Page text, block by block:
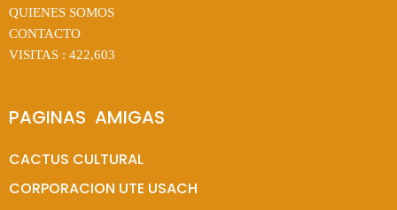
QUIENES SOMOS
CONTACTO
VISITAS : 422,603
PAGINAS  AMIGAS
CACTUS CULTURAL
CORPORACION UTE USACH